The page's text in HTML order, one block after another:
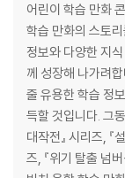
어린이 학습 만화
학습 만화의 스토
정보와 다양한 지
께 성장해 나가려
줄 유용한 학습 정
득할 것입니다. 그
대작전』 시리즈, 『
즈, 『위기 탈출 넘